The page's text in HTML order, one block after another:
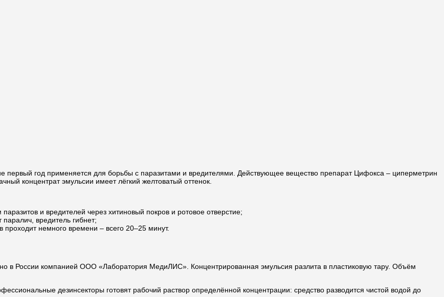
первый год применяется для борьбы с паразитами и вредителями. Действующее вещество препарат Цифокса – циперметрин
концентрат эмульсии имеет лёгкий желтоватый оттенок.
и вредителей через хитиновый покров и ротовое отверстие;
вредитель гибнет;
немного времени – всего 20–25 минут.
в России компанией ООО «Лаборатория МедиЛИС». Концентрированная эмульсия разлита в пластиковую тару. Объём
дезинсекторы готовят рабочий раствор определённой концентрации: средство разводится чистой водой до